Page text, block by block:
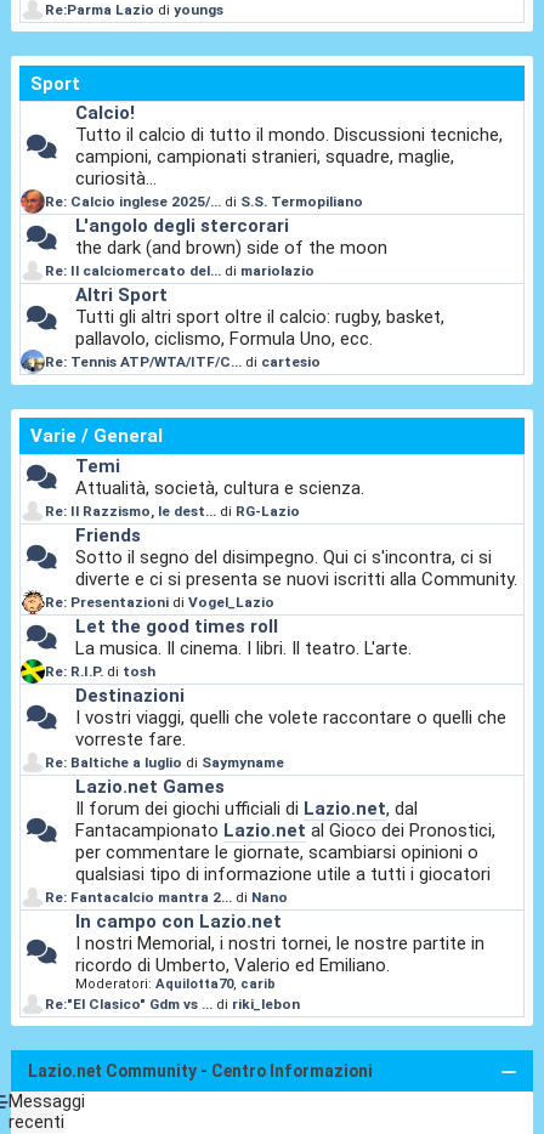
Re:Parma Lazio diyoungs
Sport
Calcio!
Tutto il calcio di tutto il mondo. Discussioni tecniche,
campioni, campionati stranieri, squadre, maglie,
curiosità...
Re: Calcio inglese 2025/... di S.S. Termopiliano
L'angolo degli stercorari
the dark (and brown) side of the moon
Re: Il calciomercato del... di mariolazio
Altri Sport
Tutti gli altri sport oltre il calcio: rugby, basket,
pallavolo, ciclismo, Formula Uno, ecc.
Re: Tennis ATP/WTA/ITF/C... di cartesio
Varie / General
Temi
Attualità, società, cultura e scienza.
Re: Il Razzismo, le dest... di RG-Lazio
Friends
Sotto il segno del disimpegno. Qui ci s'incontra, ci si
diverte e ci si presenta se nuovi iscritti alla Community.
Re: Presentazioni diVogel_Lazio
Let the good times roll
La musica. Il cinema. I libri. Il teatro. L'arte.
Re: R.I.P. di tosh
Destinazioni
I vostri viaggi, quelli che volete raccontare o quelli che
vorreste fare.
Re: Baltiche a luglio di Saymyname
Lazio.net Games
Il forum dei giochi ufficiali di Lazio.net, dal
Fantacampionato Lazio.net al Gioco dei Pronostici,
per commentare le giornate, scambiarsi opinioni o
qualsiasi tipo di informazione utile a tutti i giocatori
Re: Fantacalcio mantra 2... di Nano
In campo con Lazio.net
I nostri Memorial, i nostri tornei, le nostre partite in
ricordo di Umberto, Valerio ed Emiliano.
Moderatori:Aquilotta70, carib
Re:"El Clasico" Gdm vs ... di riki_lebon
Lazio.net Community - Centro Informazioni
Messaggi
recenti